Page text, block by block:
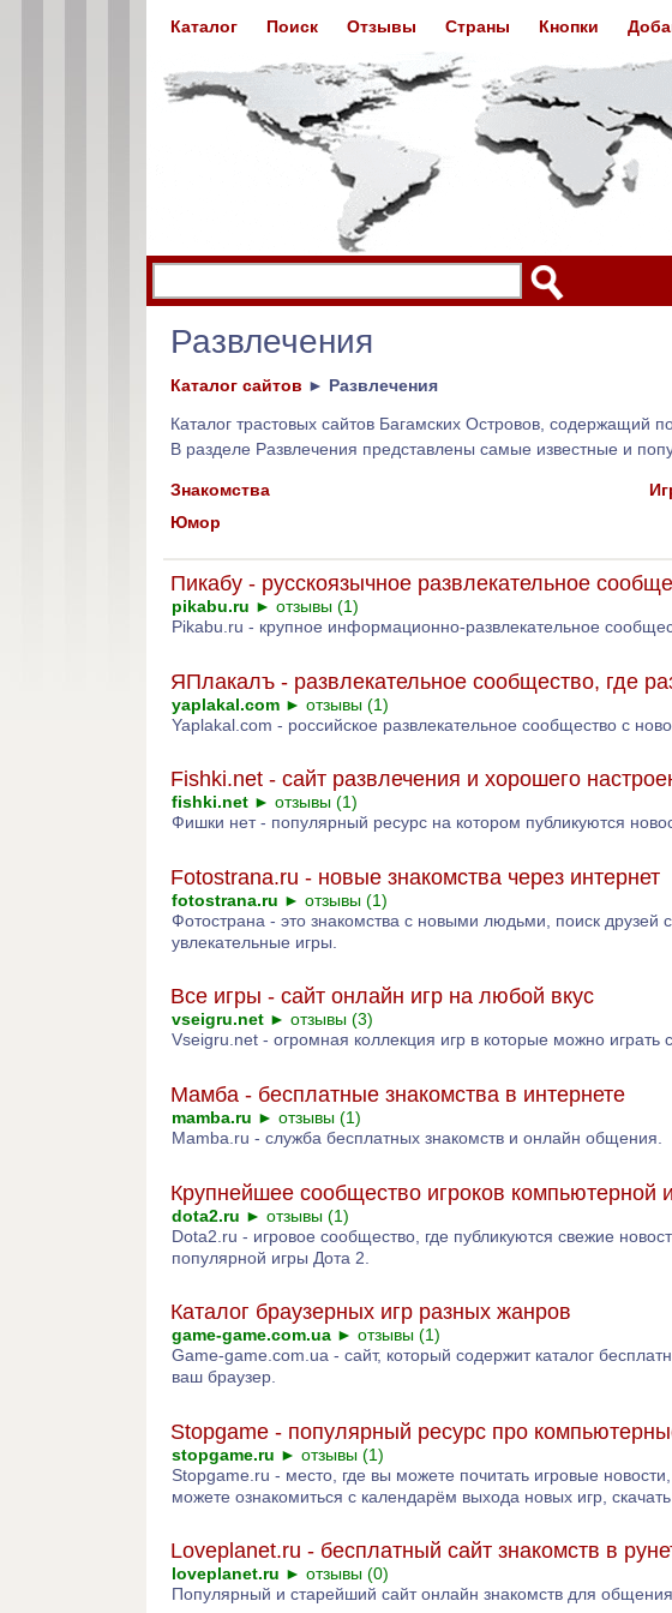
Развлечения
Каталог сайтов ► Развлечения
Каталог трастовых сайтов Багамских Островов, содержащий
В разделе Развлечения представлены самые известные и
Знакомства
Юмор
Пикабу - русскоязычное развлекательное
pikabu.ru ► отзывы (1)
Pikabu.ru - крупное информационно-развлекательное
ЯПлакалъ - развлекательное сообщество, где
yaplakal.com ► отзывы (1)
Yaplakal.com - российское развлекательное сообщество с
Fishki.net - сайт развлечения и хорошего
fishki.net ► отзывы (1)
Фишки нет - популярный ресурс на котором публикуются
Fotostrana.ru - новые знакомства через интернет
fotostrana.ru ► отзывы (1)
Фотострана - это знакомства с новыми людьми, поиск друзей
увлекательные игры.
Все игры - сайт онлайн игр на любой вкус
vseigru.net ► отзывы (3)
Vseigru.net - огромная коллекция игр в которые можно играть
Мамба - бесплатные знакомства в интернете
mamba.ru ► отзывы (1)
Mamba.ru - служба бесплатных знакомств и онлайн общения.
Крупнейшее сообщество игроков компьютерной
dota2.ru ► отзывы (1)
Dota2.ru - игровое сообщество, где публикуются свежие
популярной игры Дота 2.
Каталог браузерных игр разных жанров
game-game.com.ua ► отзывы (1)
Game-game.com.ua - сайт, который содержит каталог
ваш браузер.
Stopgame - популярный ресурс про
stopgame.ru ► отзывы (1)
Stopgame.ru - место, где вы можете почитать игровые
можете ознакомиться с календарём выхода новых игр,
Loveplanet.ru - бесплатный сайт знакомств в
loveplanet.ru ► отзывы (0)
Популярный и старейший сайт онлайн знакомств для
Каталог Поиск Отзывы Страны Кнопки